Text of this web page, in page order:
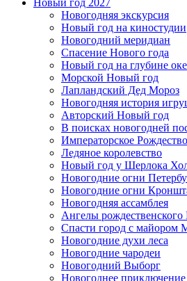
Новый год 2027
Новогодняя экскурсия
Новый год на киностудии
Новогодний меридиан
Спасение Нового года
Новый год на глубине
Морской Новый год
Лапландский Дед Мороз
Новогодняя история
Авторский Новый год
В поисках новогодней
Императорское Рождество
Ледяное королевство
Новый год у Шерлока
Новогодние огни
Новогодние огни
Новогодняя ассамблея
Ангелы рождественского
Спасти город с майором
Новогодние духи леса
Новогодние чародеи
Новогодний Выборг
Новогоднее приключение